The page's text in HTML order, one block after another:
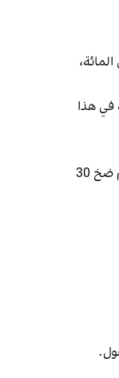
نفطية تبلغ أكثر من 200 مليار برميل وفقا لشركة ايني النفطية الايطالية، بمعدل استخراج يصل إلى حوالي 20 في المائة،
في هذا
ومن أجل الحفاظ على مستوى إنتاجها النفطي، يتعين على إيران ضخ 300 مليون متر مكعب من الغاز في حقول النفط. وفي الوقت نفسه، وبسبب نقص الغاز الطبيعي، يتم ضخ 30